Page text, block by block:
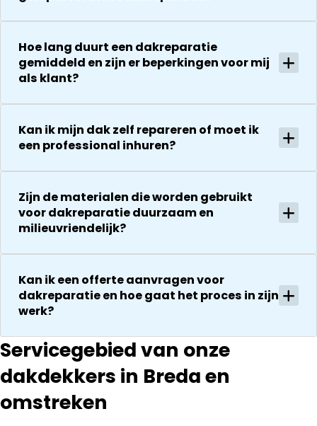
voor de
steeds
zeker een 5
sterren review
en snelle
De reparatie
vervolgens
conform
onverwachte
tegenkomen
worden
vakkundig
zonder extra
kosten. Maar
communeren
transparant.
kan ze
Hoe lang duurt een dakreparatie
gemiddeld en zijn er beperkingen voor mij
als klant?
Kan ik mijn dak zelf repareren of moet ik
een professional inhuren?
Zijn de materialen die worden gebruikt
voor dakreparatie duurzaam en
milieuvriendelijk?
Kan ik een offerte aanvragen voor
dakreparatie en hoe gaat het proces in zijn
werk?
Servicegebied van onze
dakdekkers in Breda en
omstreken